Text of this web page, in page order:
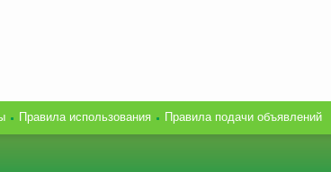
Правила использования Правила подачи объявлений